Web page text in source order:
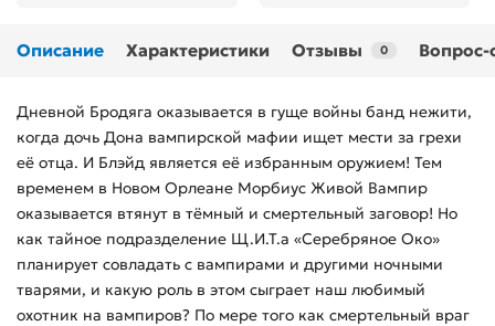
Описание Характеристики Отзывы 0 Вопрос-
Дневной Бродяга оказывается в гуще войны банд нежити,
когда дочь Дона вампирской мафии ищет мести за грехи
её отца. И Блэйд является её избранным оружием! Тем
временем в Новом Орлеане Морбиус Живой Вампир
оказывается втянут в тёмный и смертельный заговор! Но
как тайное подразделение Щ.И.Т.а «Серебряное Око»
планирует совладать с вампирами и другими ночными
тварями, и какую роль в этом сыграет наш любимый
охотник на вампиров? По мере того как смертельный враг